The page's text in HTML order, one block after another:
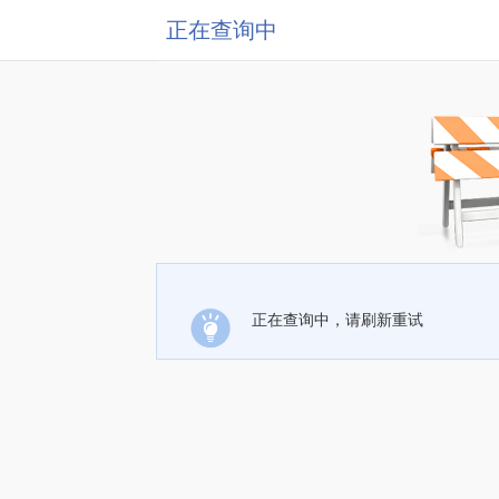
正在查询中
正在查询中，请刷新重试